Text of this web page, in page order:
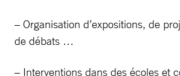
– Organisation d’expositions, de
de débats …
– Interventions dans des écoles et